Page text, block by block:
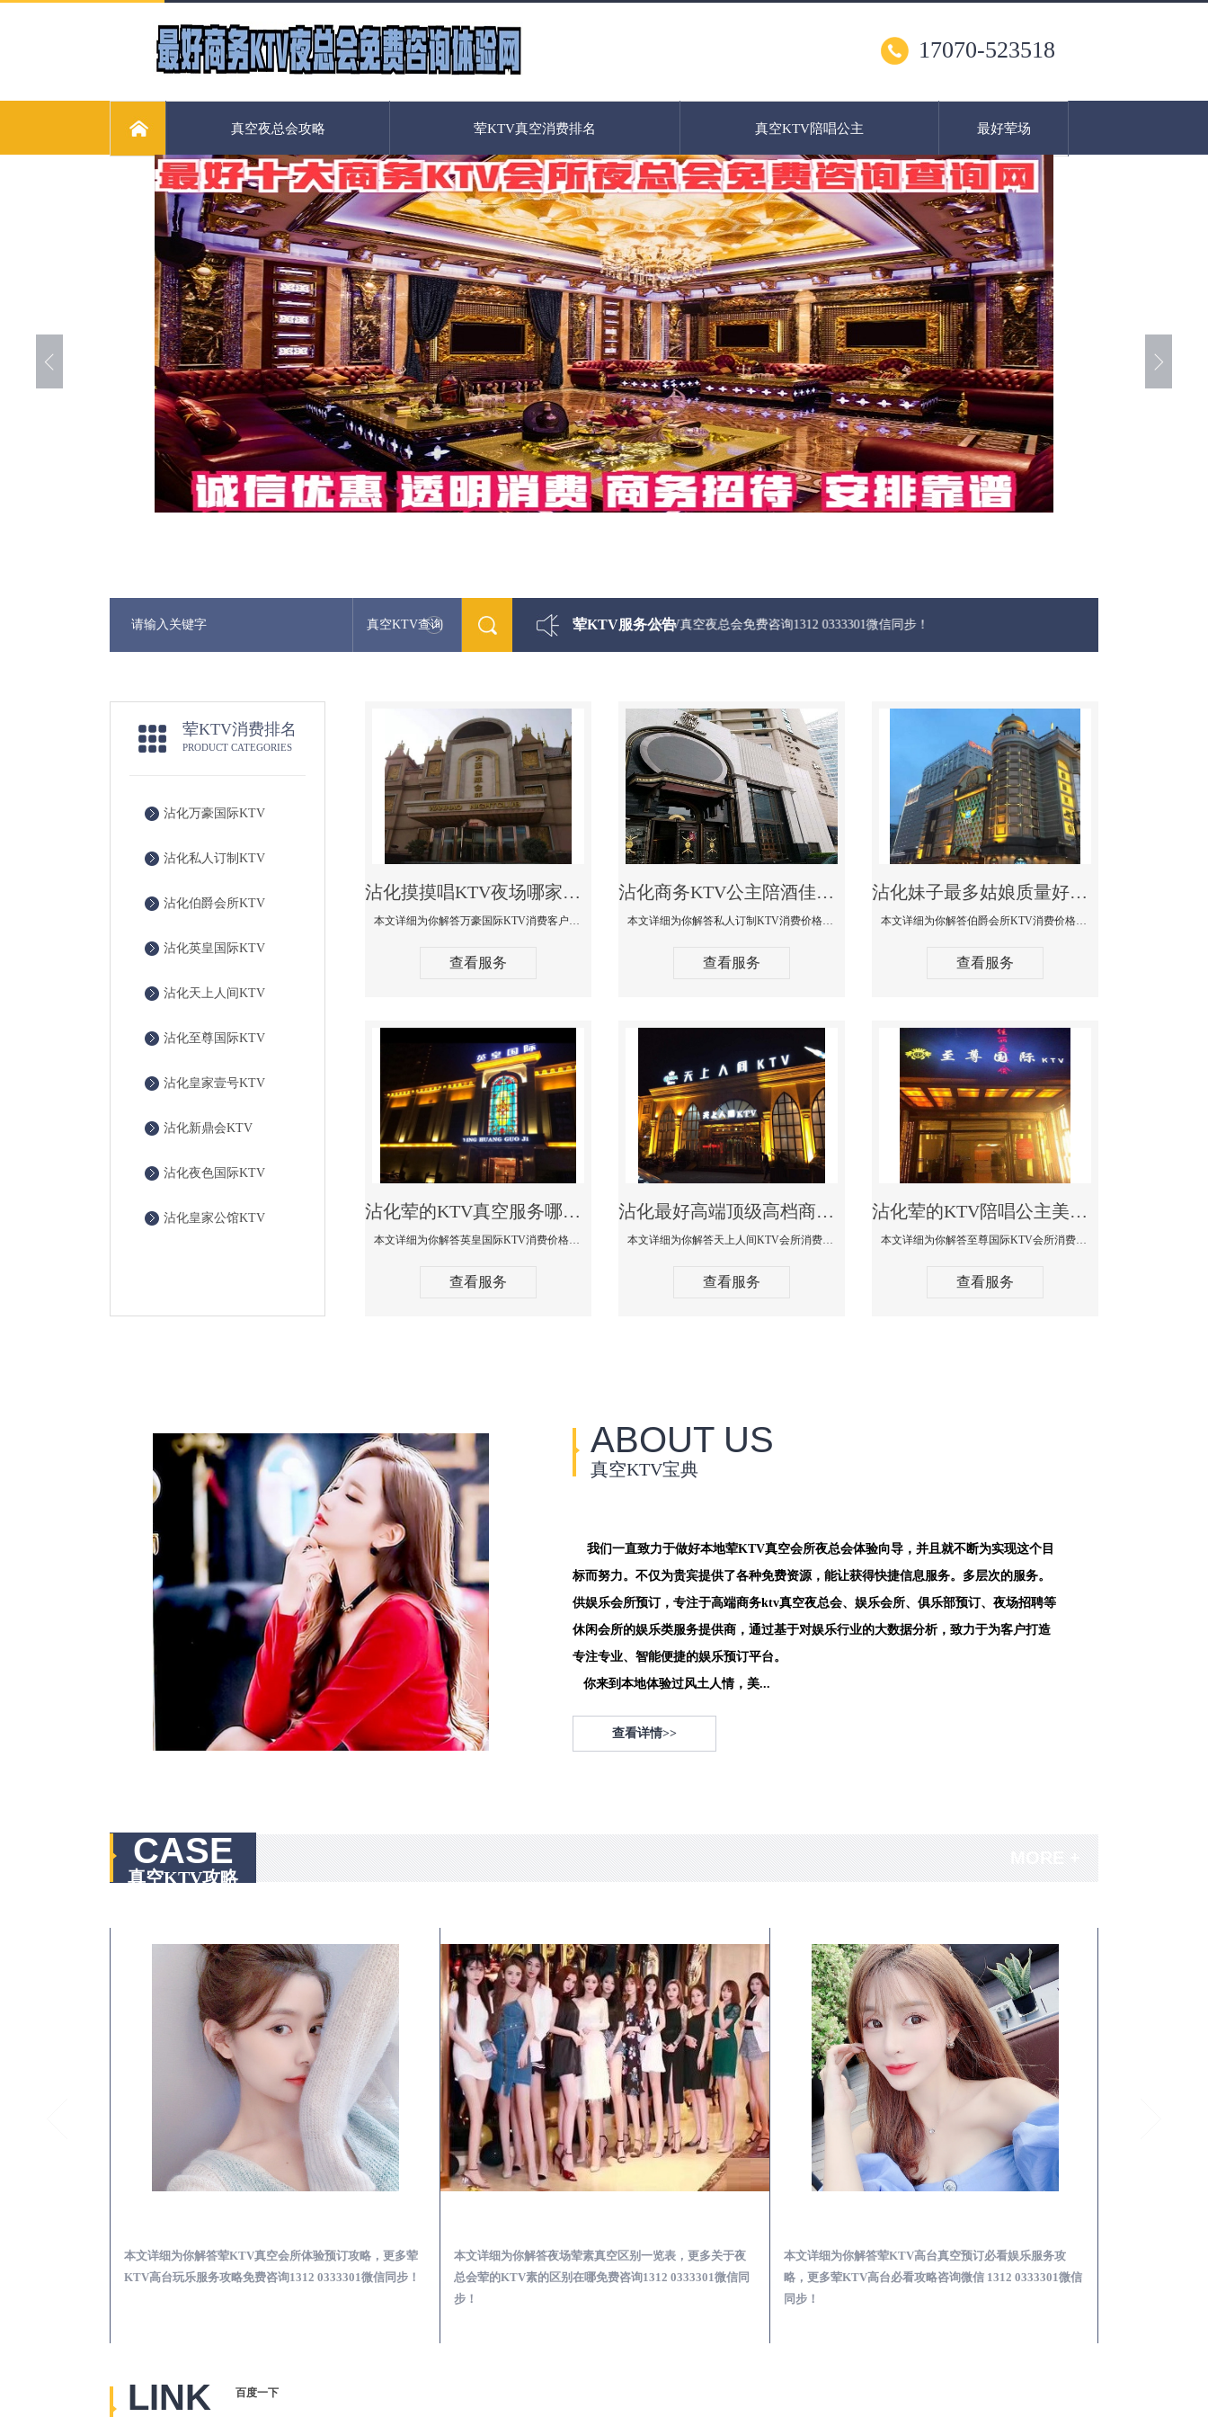
17070-523518
真空夜总会攻略 荤KTV真空消费排名 真空KTV陪唱公主 最好荤场
真空KTV查询 荤KTV服务公告
最新荤KTV真空夜总会免费咨询1312 0333301微信同步！
荤KTV消费排名
PRODUCT CATEGORIES
沾化万豪国际KTV
沾化私人订制KTV
沾化伯爵会所KTV
沾化英皇国际KTV
沾化天上人间KTV
沾化至尊国际KTV
沾化皇家壹号KTV
沾化新鼎会KTV
沾化夜色国际KTV
沾化皇家公馆KTV
沾化摸摸唱KTV夜场哪家好玩开放-万豪国际KTV消费客户点评
本文详细为你解答万豪国际KTV消费客户点评，更多关于摸摸唱KTV夜场哪家好玩开放咨询1312 0333301微信同步！
查看服务
沾化商务KTV公主陪酒佳丽漂亮哪家多-私人订制KTV消费价格口碑点评
本文详细为你解答私人订制KTV消费价格口碑点评，更多关于商务KTV公主陪酒佳丽漂亮哪家多免费咨询1312 0333301微信同步！
查看服务
沾化妹子最多姑娘质量好的真空夜总会KTV-伯爵会所KTV消费点评
本文详细为你解答伯爵会所KTV消费价格点评，更多关于妹子最多姑娘质量好的真空夜总会KTV免费咨询1312 0333301微信同步！
查看服务
沾化荤的KTV真空服务哪家好-英皇国际KTV消费价格口碑点评
本文详细为你解答英皇国际KTV消费价格点评，更多关于荤的KTV真空服务哪家好免费咨询1312 0333301微信同步！
查看服务
沾化最好高端顶级高档商务KTV夜总会-天上人间KTV消费点评
本文详细为你解答天上人间KTV会所消费价格点评，更多关于最好高端顶级高档商务KTV夜总会免费咨询1312 0333301微信同步！
查看服务
沾化荤的KTV陪唱公主美女哪家最多-至尊国际KTV会所消费价格
本文详细为你解答至尊国际KTV会所消费价格点评，更多关于荤的KTV陪唱公主美女哪家最多免费咨询1312 0333301微信同步！
查看服务
ABOUT US
真空KTV宝典
我们一直致力于做好本地荤KTV真空会所夜总会体验向导，并且就不断为实现这个目
标而努力。不仅为贵宾提供了各种免费资源，能让获得快捷信息服务。多层次的服务。
供娱乐会所预订，专注于高端商务ktv真空夜总会、娱乐会所、俱乐部预订、夜场招聘等
休闲会所的娱乐类服务提供商，通过基于对娱乐行业的大数据分析，致力于为客户打造
专注专业、智能便捷的娱乐预订平台。
你来到本地体验过风土人情，美...
查看详情>>
CASE
真空KTV攻略
本文详细为你解答荤KTV真空会所体验预订攻略，更多荤
KTV高台玩乐服务攻略免费咨询1312 0333301微信同步！
本文详细为你解答夜场荤素真空区别一览表，更多关于夜
总会荤的KTV素的区别在哪免费咨询1312 0333301微信同
步！
本文详细为你解答荤KTV高台真空预订必看娱乐服务攻
略，更多荤KTV高台必看攻略咨询微信 1312 0333301微信
同步！
LINK 百度一下